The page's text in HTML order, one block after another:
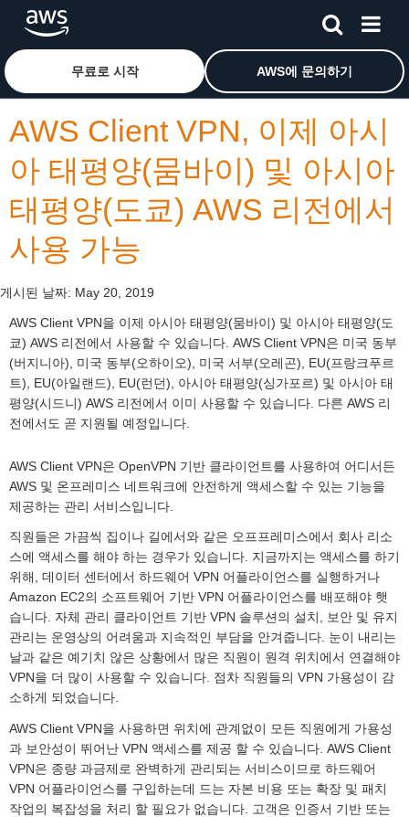
메인 콘텐츠로 건너뛰기Amazon Web Services 홈 페이지로 돌아가려면 여기를 클
무료로 시작 AWS에 문의하기
AWS Client VPN, 이제 아시
아 태평양(뭄바이) 및 아시아
태평양(도쿄) AWS 리전에서
사용 가능
게시된 날짜: May 20, 2019
AWS Client VPN을 이제 아시아 태평양(뭄바이) 및 아시아 태평양(도
쿄) AWS 리전에서 사용할 수 있습니다. AWS Client VPN은 미국 동부
(버지니아), 미국 동부(오하이오), 미국 서부(오레곤), EU(프랑크푸르
트), EU(아일랜드), EU(런던), 아시아 태평양(싱가포르) 및 아시아 태
평양(시드니) AWS 리전에서 이미 사용할 수 있습니다. 다른 AWS 리
전에서도 곧 지원될 예정입니다.
AWS Client VPN은 OpenVPN 기반 클라이언트를 사용하여 어디서든
AWS 및 온프레미스 네트워크에 안전하게 액세스할 수 있는 기능을
제공하는 관리 서비스입니다.
직원들은 가끔씩 집이나 길에서와 같은 오프프레미스에서 회사 리소
스에 액세스를 해야 하는 경우가 있습니다. 지금까지는 액세스를 하기
위해, 데이터 센터에서 하드웨어 VPN 어플라이언스를 실행하거나
Amazon EC2의 소프트웨어 기반 VPN 어플라이언스를 배포해야 햇
습니다. 자체 관리 클라이언트 기반 VPN 솔루션의 설치, 보안 및 유지
관리는 운영상의 어려움과 지속적인 부담을 안겨줍니다. 눈이 내리는
날과 같은 예기치 않은 상황에서 많은 직원이 원격 위치에서 연결해야
VPN을 더 많이 사용할 수 있습니다. 점차 직원들의 VPN 가용성이 감
소하게 되었습니다.
AWS Client VPN을 사용하면 위치에 관계없이 모든 직원에게 가용성
과 보안성이 뛰어난 VPN 액세스를 제공 할 수 있습니다. AWS Client
VPN은 종량 과금제로 완벽하게 관리되는 서비스이므로 하드웨어
VPN 어플라이언스를 구입하는데 드는 자본 비용 또는 확장 및 패치
작업의 복잡성을 처리 할 필요가 없습니다. 고객은 인증서 기반 또는